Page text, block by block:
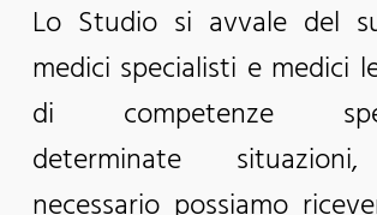
Lo Studio si avvale del
medici specialisti e medici
di competenze
determinate